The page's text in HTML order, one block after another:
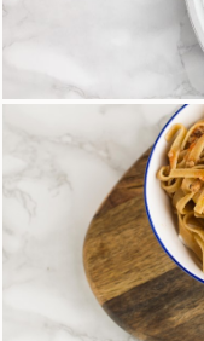
Orecchiette di
rucola
18 Aprile 2018